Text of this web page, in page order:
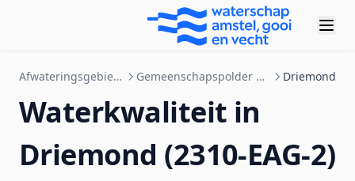
Afwateringsgebieden Gemeenschapspolder West Driemond
Waterkwaliteit in
Driemond (2310-EAG-2)